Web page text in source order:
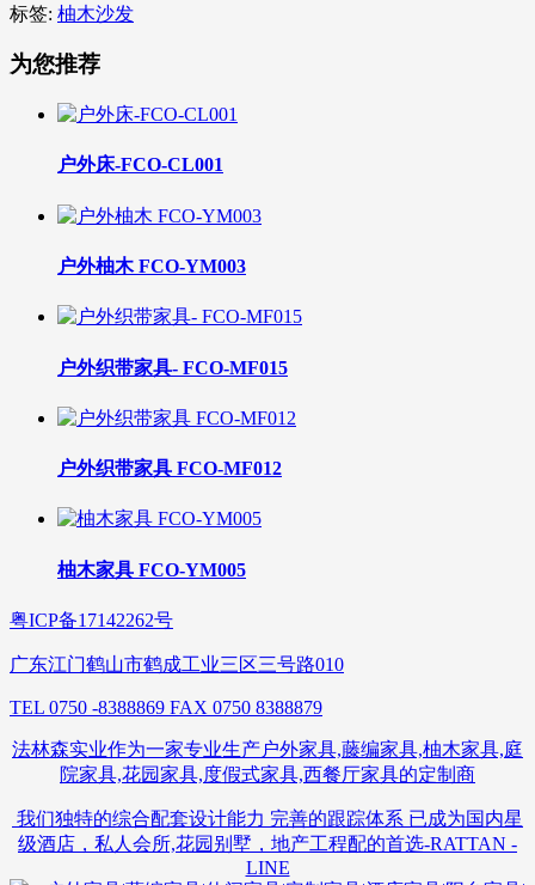
标签: 柚木沙发
为您推荐
户外床-FCO-CL001
户外柚木 FCO-YM003
户外织带家具- FCO-MF015
户外织带家具 FCO-MF012
柚木家具 FCO-YM005
粤ICP备17142262号
广东江门鹤山市鹤成工业三区三号路010
TEL 0750 -8388869 FAX 0750 8388879
法林森实业作为一家专业生产户外家具,藤编家具,柚木家具,庭
院家具,花园家具,度假式家具,西餐厅家具的定制商
我们独特的综合配套设计能力 完善的跟踪体系 已成为国内星
级酒店，私人会所,花园别墅，地产工程配的首选-RATTAN -
LINE